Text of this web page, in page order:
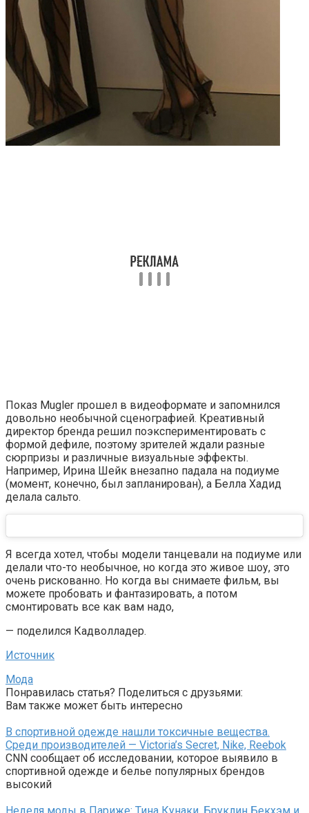
Показ Mugler прошел в видеоформате и запомнился
довольно необычной сценографией. Креативный
директор бренда решил поэкспериментировать с
формой дефиле, поэтому зрителей ждали разные
сюрпризы и различные визуальные эффекты.
Например, Ирина Шейк внезапно падала на подиуме
(момент, конечно, был запланирован), а Белла Хадид
делала сальто.
Я всегда хотел, чтобы модели танцевали на подиуме или
делали что-то необычное, но когда это живое шоу, это
очень рискованно. Но когда вы снимаете фильм, вы
можете пробовать и фантазировать, а потом
смонтировать все как вам надо,
— поделился Кадволладер.
Источник
Мода
Понравилась статья? Поделиться с друзьями:
Вам также может быть интересно
В спортивной одежде нашли токсичные вещества.
Среди производителей — Victoria’s Secret, Nike, Reebok
CNN сообщает об исследовании, которое выявило в
спортивной одежде и белье популярных брендов
высокий